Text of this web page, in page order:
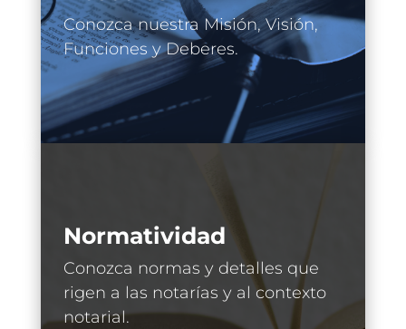
Conozca nuestra Misión, Visión,
Funciones y Deberes.
Normatividad
Conozca normas y detalles que
rigen a las notarías y al contexto
notarial.